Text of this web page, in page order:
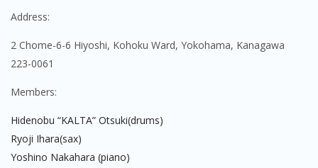
Address:
2 Chome-6-6 Hiyoshi, Kohoku Ward, Yokohama, Kanagawa
223-0061
Members:
Hidenobu “KALTA” Otsuki(drums)
Ryoji Ihara(sax)
Yoshino Nakahara (piano)